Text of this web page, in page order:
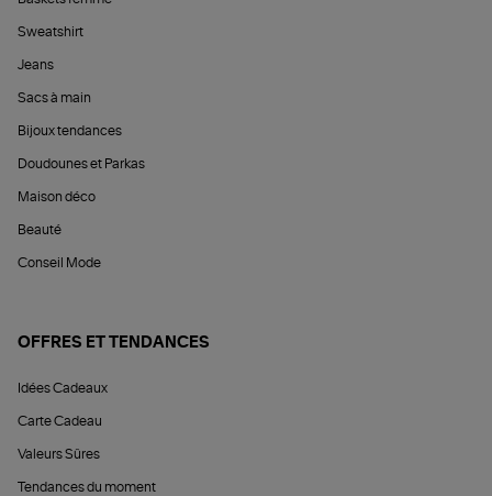
Sweatshirt
Jeans
Sacs à main
Bijoux tendances
Doudounes et Parkas
Maison déco
Beauté
Conseil Mode
OFFRES ET TENDANCES
Idées Cadeaux
Carte Cadeau
Valeurs Sûres
Tendances du moment